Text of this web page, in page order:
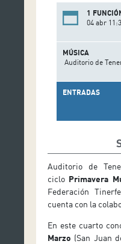
1
04 abr
MÚSICA
Auditorio de
ENTRADAS
Auditorio de
ciclo Primavera
Federación
cuenta con la
En este cuarto
Marzo (San Juan